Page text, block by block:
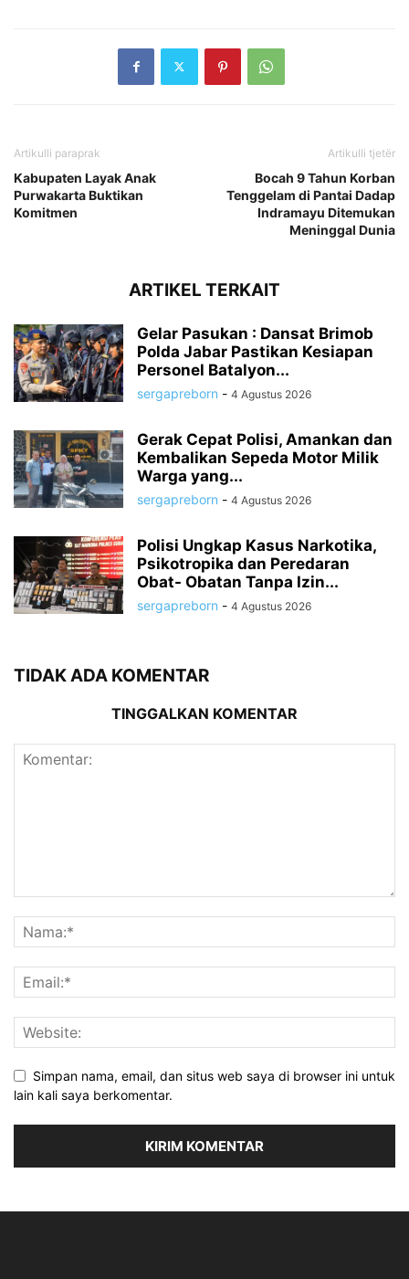
Artikulli paraprak
Kabupaten Layak Anak
Purwakarta Buktikan
Komitmen
Artikulli tjetër
Bocah 9 Tahun Korban
Tenggelam di Pantai Dadap
Indramayu Ditemukan
Meninggal Dunia
ARTIKEL TERKAIT
Gelar Pasukan : Dansat Brimob
Polda Jabar Pastikan Kesiapan
Personel Batalyon...
sergapreborn - 4 Agustus 2026
Gerak Cepat Polisi, Amankan dan
Kembalikan Sepeda Motor Milik
Warga yang...
sergapreborn - 4 Agustus 2026
Polisi Ungkap Kasus Narkotika,
Psikotropika dan Peredaran
Obat- Obatan Tanpa Izin...
sergapreborn - 4 Agustus 2026
TIDAK ADA KOMENTAR
TINGGALKAN KOMENTAR
Simpan nama, email, dan situs web saya di browser ini untuk
lain kali saya berkomentar.